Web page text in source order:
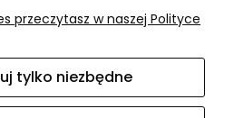
przeczytasz w naszej Polityce
tylko niezbędne